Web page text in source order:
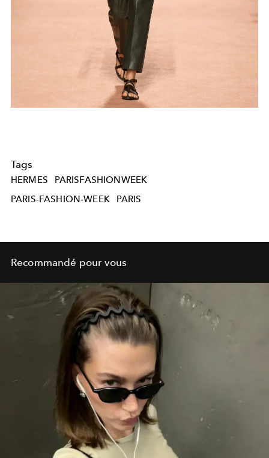
Tags
HERMES
PARISFASHIONWEEK
PARIS-FASHION-WEEK
PARIS
Recommandé pour vous